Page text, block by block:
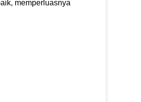
memperluasnya